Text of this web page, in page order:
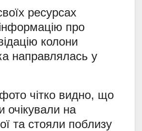
ресурсах
про
колони
направлялась у
чітко видно, що
очікували на
та стояли поблизу